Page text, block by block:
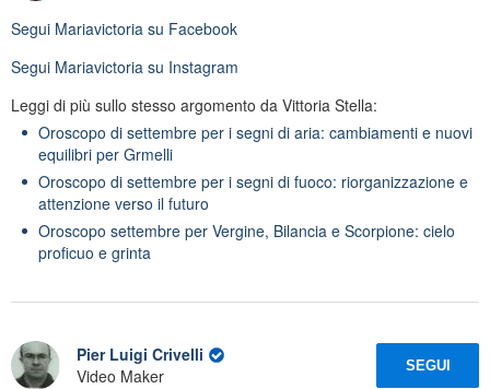
Segui Mariavictoria su Facebook
Segui Mariavictoria su Instagram
Leggi di più sullo stesso argomento da Vittoria Stella:
Oroscopo di settembre per i segni di aria: cambiamenti e nuovi
equilibri per Grmelli
Oroscopo di settembre per i segni di fuoco: riorganizzazione e
attenzione verso il futuro
Oroscopo settembre per Vergine, Bilancia e Scorpione: cielo
proficuo e grinta
Pier Luigi Crivelli
Video Maker
SEGUI